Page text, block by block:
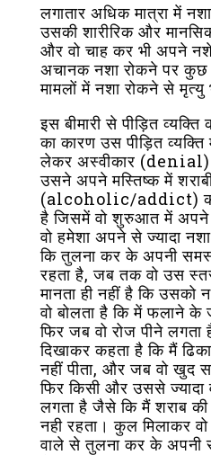
लगातार अधिक मात्रा में
उसकी शारीरिक और
और वो चाह कर भी अपने
अचानक नशा रोकने पर कुछ
मामलों में नशा रोकने से मृत्यु
इस बीमारी से पीड़ित
का कारण उस पीड़ित
लेकर अस्वीकार (denial)
उसने अपने मस्तिष्क में
(alcoholic/addict) की
है जिसमें वो शुरुआत में अपने
वो हमेशा अपने से ज्यादा
कि तुलना कर के अपनी
रहता है, जब तक वो उस
मानता ही नहीं है कि
वो बोलता है कि में फलाने के
फिर जब वो रोज पीने लगता
दिखाकर कहता है कि मैं
नहीं पीता, और जब वो खुद
फिर किसी और उससे
लगता है जैसे कि मैं शराब की
नही रहता। कुल मिलाकर
वाले से तुलना कर के अपनी